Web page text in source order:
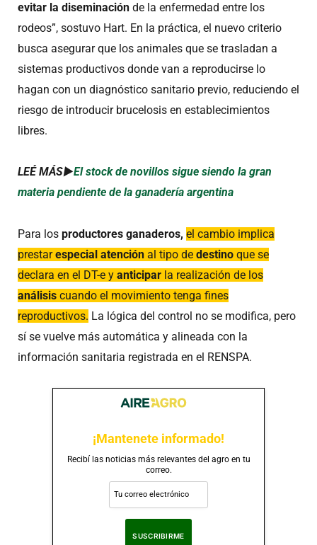
evitar la diseminación de la enfermedad entre los
rodeos”, sostuvo Hart. En la práctica, el nuevo criterio
busca asegurar que los animales que se trasladan a
sistemas productivos donde van a reproducirse lo
hagan con un diagnóstico sanitario previo, reduciendo el
riesgo de introducir brucelosis en establecimientos
libres.
LEÉ MÁS►El stock de novillos sigue siendo la gran
materia pendiente de la ganadería argentina
Para los productores ganaderos, el cambio implica
prestarespecial atención al tipo de destino que se
declara en el DT-e y anticipar la realización de los
análisis cuando el movimiento tenga fines
reproductivos. La lógica del control no se modifica, pero
sí se vuelve más automática y alineada con la
información sanitaria registrada en el RENSPA.
¡Mantenete informado!
Recibí las noticias más relevantes del agro en tu
correo.